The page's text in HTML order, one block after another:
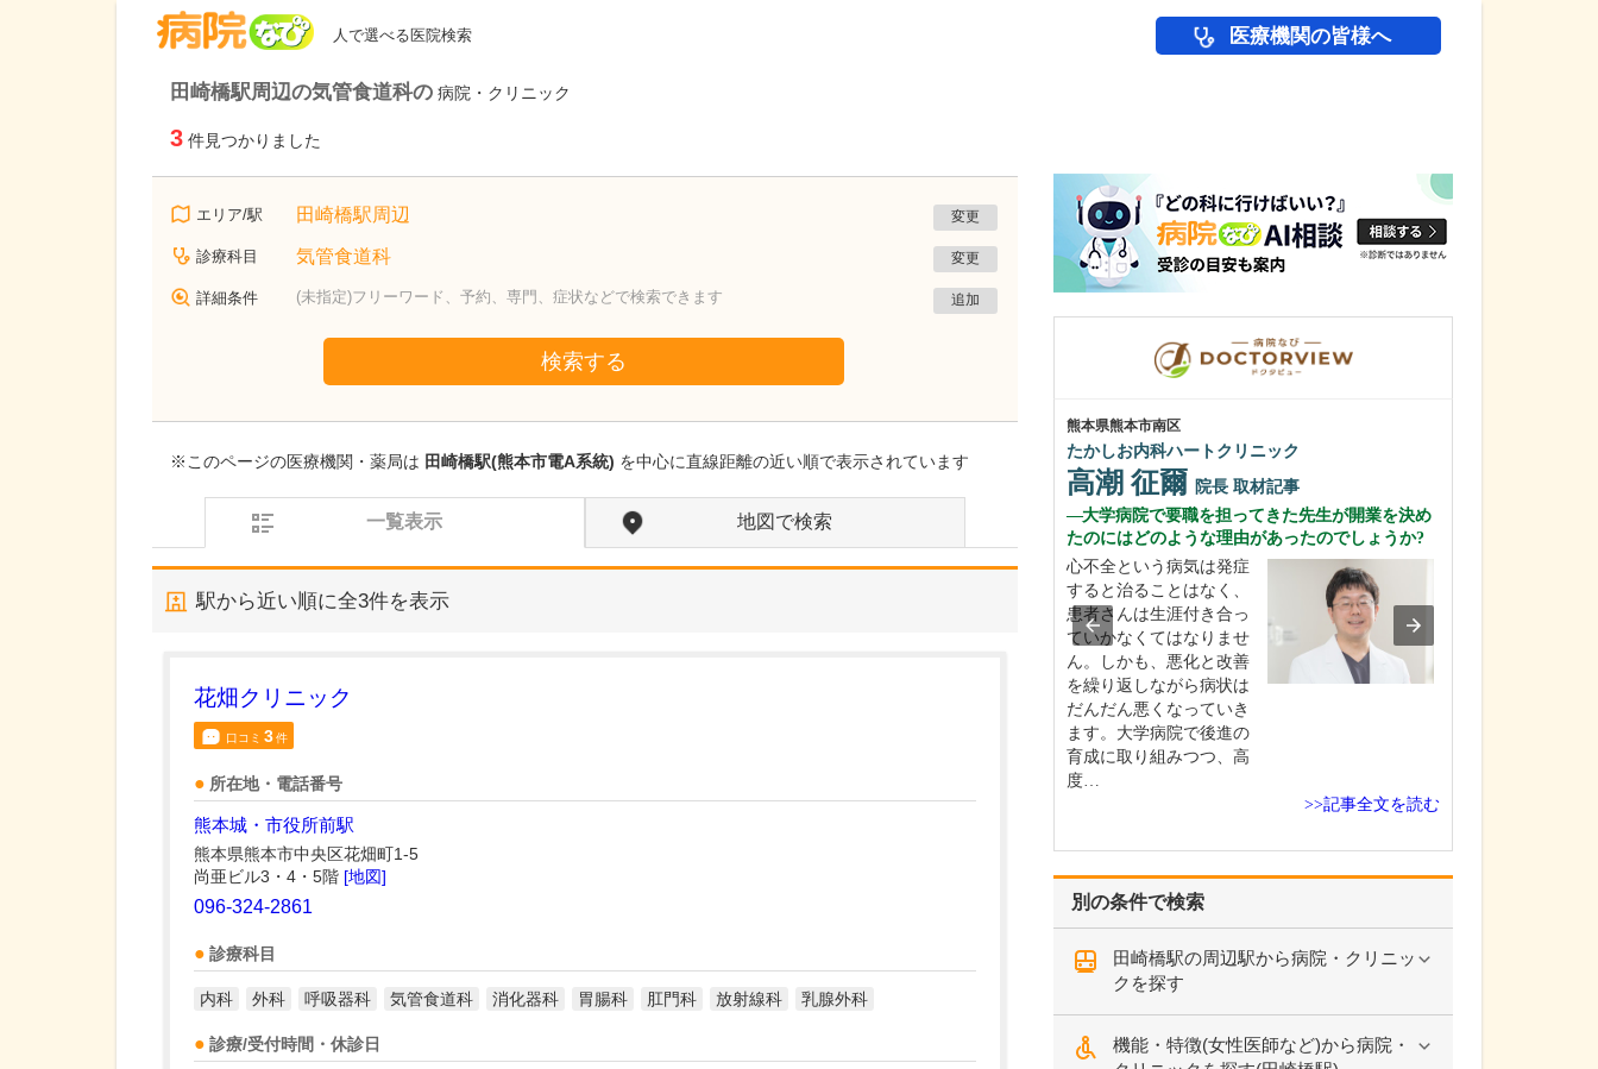
人で選べる医院検索 医療機関の皆様へ
田崎橋駅周辺の気管食道科の 病院・クリニック
3 件見つかりました
エリア/駅 田崎橋駅周辺 変更
診療科目 気管食道科 変更
詳細条件 (未指定)フリーワード、予約、専門、症状などで検索できます 追加
検索する
※このページの医療機関・薬局は 田崎橋駅(熊本市電A系統) を中心に直線距離の近い順で表示されています
一覧表示 地図で検索
駅から近い順に全3件を表示
花畑クリニック
口コミ 3件
所在地・電話番号
熊本城・市役所前駅
熊本県熊本市中央区花畑町1-5
尚亜ビル3・4・5階 [地図]
096-324-2861
診療科目
内科 外科 呼吸器科 気管食道科 消化器科 胃腸科 肛門科 放射線科 乳腺外科
診療/受付時間・休診日
別の条件で検索
田崎橋駅の周辺駅から病院・クリニッ
クを探す
機能・特徴(女性医師など)から病院・
熊本県熊本市南区
たかしお内科ハートクリニック
高潮 征爾 院長 取材記事
大学病院で要職を担ってきた先生が開業を決め
たのにはどのような理由があったのでしょうか?
心不全という病気は発症
すると治ることはなく、
患者さんは生涯付き合っ
ていかなくてはなりませ
ん。しかも、悪化と改善
を繰り返しながら病状は
だんだん悪くなっていき
ます。大学病院で後進の
育成に取り組みつつ、高
度…
>>記事全文を読む
秋田県秋田市
あきたレディースクリニック安田
貴院が力を入れている不妊治療について、どの
ような診療が受けられるのか教えてください。
タイミング指導や排卵誘
>>記事全文を読む